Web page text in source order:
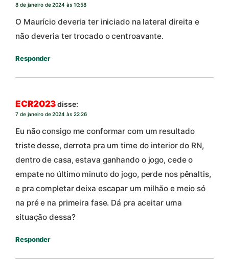
8 de janeiro de 2024 às 10:58
O Maurício deveria ter iniciado na lateral direita e
não deveria ter trocado o centroavante.
Responder
ECR2023disse:
7 de janeiro de 2024 às 22:26
Eu não consigo me conformar com um resultado
triste desse, derrota pra um time do interior do RN,
dentro de casa, estava ganhando o jogo, cede o
empate no último minuto do jogo, perde nos pênaltis,
e pra completar deixa escapar um milhão e meio só
na pré e na primeira fase. Dá pra aceitar uma
situação dessa?
Responder